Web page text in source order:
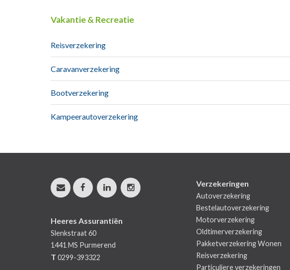
Vakantie & Recreatie
Reisverzekering
Caravanverzekering
Bootverzekering
Kampeerautoverzekering
Heeres Assurantiën
Slenkstraat 60
1441 MS Purmerend
T 0299-393322
Verzekeringen
Autoverzekering
Bestelautoverzekering
Motorverzekering
Oldtimerverzekering
Pakketverzekering Wonen
Reisverzekering
Particuliere verzekeringen